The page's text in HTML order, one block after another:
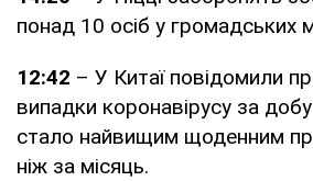
понад 10 осіб у громадських
12:42 – У Китаї повідомили
випадки коронавірусу за
стало найвищим щоденним
ніж за місяць.